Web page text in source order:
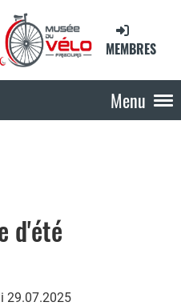
MEMBRES
Menu
d'été
29.07.2025